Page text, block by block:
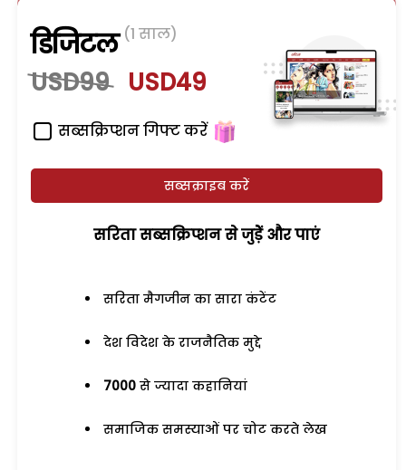
डिजिटल (1 साल)
USD99 USD49
सब्सक्रिप्शन गिफ्ट करें
सब्सक्राइब करें
सरिता सब्सक्रिप्शन से जुड़ेें और पाएं
सरिता मैगजीन का सारा कंटेंट
देश विदेश के राजनैतिक मुद्दे
7000 से ज्यादा कहानियां
समाजिक समस्याओं पर चोट करते लेख